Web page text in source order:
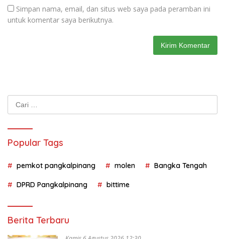
Simpan nama, email, dan situs web saya pada peramban ini
untuk komentar saya berikutnya.
Cari
untuk:
Popular Tags
pemkot pangkalpinang molen Bangka Tengah
DPRD Pangkalpinang bittime
Berita Terbaru